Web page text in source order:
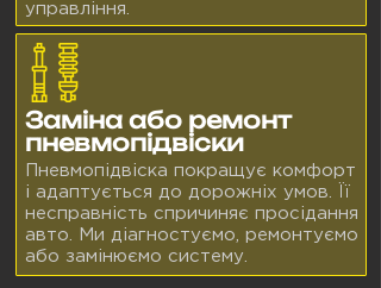
управління.
Заміна або ремонт
пневмопідвіски
Пневмопідвіска покращує комфорт
і адаптується до дорожніх умов. Її
несправність спричиняє просідання
авто. Ми діагностуємо, ремонтуємо
або замінюємо систему.